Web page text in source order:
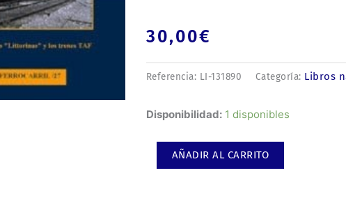
30,00€
Referencia: LI-131890 Categoría: Libros
Disponibilidad: 1 disponibles
Automotores
AÑADIR AL CARRITO